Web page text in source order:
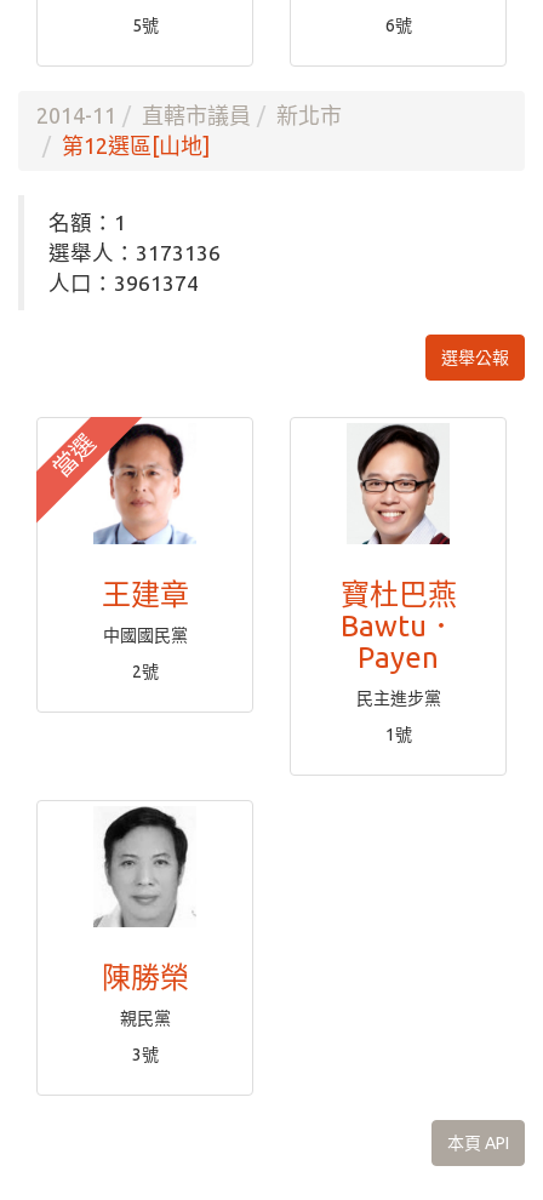
5號
6號
2014-11 直轄市議員
新北市
第12選區[山地]
名額：1
選舉人：3173136
人口：3961374
選舉公報
當選
王建章
中國國民黨
2號
寶杜巴燕
Bawtu．
Payen
民主進步黨
1號
陳勝榮
親民黨
3號
本頁 API